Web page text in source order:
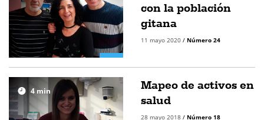
con la población
gitana
11 mayo 2020 / Número 24
4min
Mapeo de activos en
salud
28 mayo 2018 / Número 18